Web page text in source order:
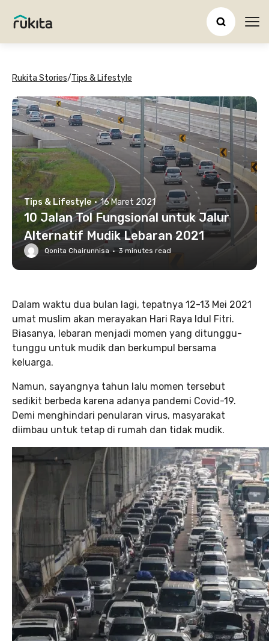
Rukita Stories/Tips & Lifestyle
Tips & Lifestyle · 16 Maret 2021
10 Jalan Tol Fungsional untuk Jalur
Alternatif Mudik Lebaran 2021
Qonita Chairunnisa · 3minutes read
Dalam waktu dua bulan lagi, tepatnya 12-13 Mei 2021
umat muslim akan merayakan Hari Raya Idul Fitri.
Biasanya, lebaran menjadi momen yang ditunggu-
tunggu untuk mudik dan berkumpul bersama
keluarga.
Namun, sayangnya tahun lalu momen tersebut
sedikit berbeda karena adanya pandemi Covid-19.
Demi menghindari penularan virus, masyarakat
diimbau untuk tetap di rumah dan tidak mudik.